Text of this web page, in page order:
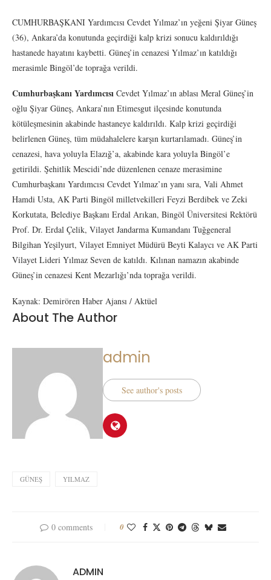
CUMHURBAŞKANI Yardımcısı Cevdet Yılmaz’ın yeğeni Şiyar Güneş
(36), Ankara’da konutunda geçirdiği kalp krizi sonucu kaldırıldığı
hastanede hayatını kaybetti. Güneş’in cenazesi Yılmaz’ın katıldığı
merasimle Bingöl’de toprağa verildi.
Cumhurbaşkanı Yardımcısı Cevdet Yılmaz’ın ablası Meral Güneş’in
oğlu Şiyar Güneş, Ankara’nın Etimesgut ilçesinde konutunda
kötüleşmesinin akabinde hastaneye kaldırıldı. Kalp krizi geçirdiği
belirlenen Güneş, tüm müdahalelere karşın kurtarılamadı. Güneş’in
cenazesi, hava yoluyla Elazığ’a, akabinde kara yoluyla Bingöl’e
getirildi. Şehitlik Mescidi’nde düzenlenen cenaze merasimine
Cumhurbaşkanı Yardımcısı Cevdet Yılmaz’ın yanı sıra, Vali Ahmet
Hamdi Usta, AK Parti Bingöl milletvekilleri Feyzi Berdibek ve Zeki
Korkutata, Belediye Başkanı Erdal Arıkan, Bingöl Üniversitesi Rektörü
Prof. Dr. Erdal Çelik, Vilayet Jandarma Kumandanı Tuğgeneral
Bilgihan Yeşilyurt, Vilayet Emniyet Müdürü Beyti Kalaycı ve AK Parti
Vilayet Lideri Yılmaz Seven de katıldı. Kılınan namazın akabinde
Güneş’in cenazesi Kent Mezarlığı’nda toprağa verildi.
Kaynak: Demirören Haber Ajansı / Aktüel
About The Author
admin
See author's posts
GÜNEŞ YILMAZ
0 comments 0
ADMIN